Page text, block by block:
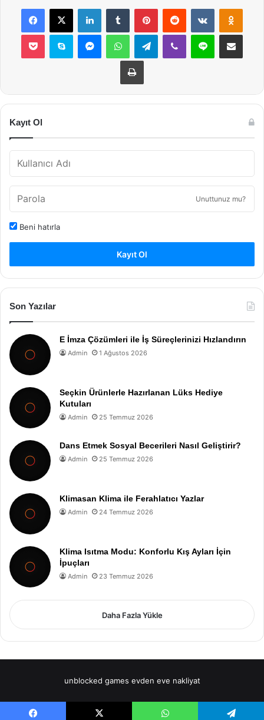
Facebook
X LinkedInTumblr PinterestReddit VKontakte
Pocket Skype MessengerWhatsAppTelegramViber Line E-Posta ile
Yazdır
Kayıt Ol
Unuttunuz mu?
Beni hatırla
Kayıt Ol
Son Yazılar
E İmza Çözümleri ile İş Süreçlerinizi Hızlandırın
Admin 1 Ağustos 2026
Seçkin Ürünlerle Hazırlanan Lüks Hediye
Kutuları
Admin 25 Temmuz 2026
Dans Etmek Sosyal Becerileri Nasıl Geliştirir?
Admin 25 Temmuz 2026
Klimasan Klima ile Ferahlatıcı Yazlar
Admin 24 Temmuz 2026
Klima Isıtma Modu: Konforlu Kış Ayları İçin
İpuçları
Admin 23 Temmuz 2026
Daha Fazla Yükle
unblocked games evden eve nakliyat